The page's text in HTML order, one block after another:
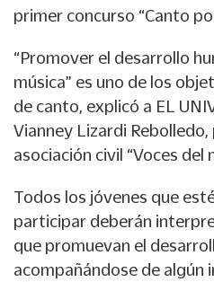
primer concurso “Canto
“Promover el desarrollo
música” es uno de los
de canto, explicó a EL
Vianney Lizardi
asociación civil “Voces del
Todos los jóvenes que
participar deberán
que promuevan el
acompañándose de algún